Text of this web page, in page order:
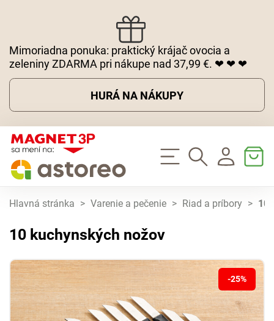
Mimoriadna ponuka: praktický krájač ovocia a
zeleniny ZDARMA pri nákupe nad 37,99 €. ❤ ❤ ❤
HURÁ NA NÁKUPY
Hlavná stránka > Varenie a pečenie > Riad a príbory > 10
10 kuchynských nožov
-25%